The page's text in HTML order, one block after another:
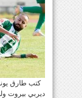
كتب طارق
ديربي بيروت